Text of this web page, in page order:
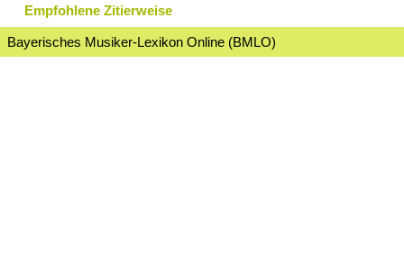
Empfohlene Zitierweise
Bayerisches Musiker-Lexikon Online (BMLO)